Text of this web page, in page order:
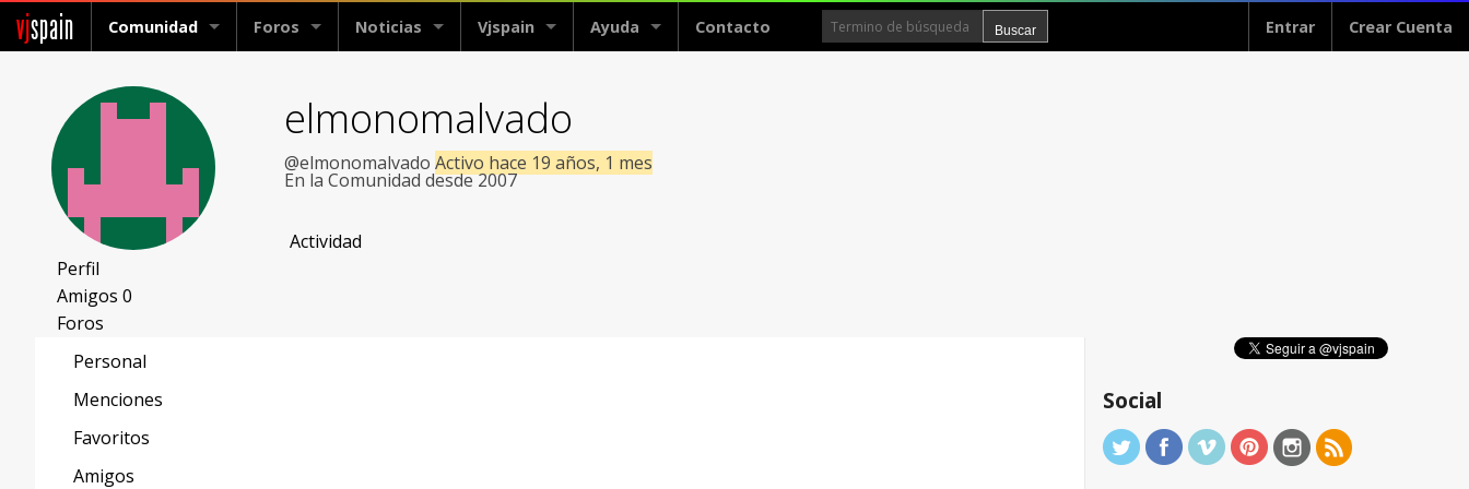
vjspain Comunidad Foros Noticias Vjspain Ayuda Contacto Entrar Crear Cuenta
elmonomalvado
@elmonomalvado Activo hace 19 años, 1 mes
En la Comunidad desde 2007
Actividad
Perfil
Amigos 0
Foros
Personal
Menciones
Favoritos
Amigos
Social